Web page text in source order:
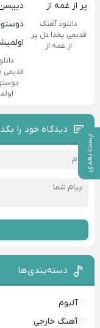
پست بعدی
دانلود آهنگ
قدیمی بخدا دل پر
از غمه از
دیدگاه خود را
دسته‌بندی‌ها
آلبوم
آهنگ خارجی